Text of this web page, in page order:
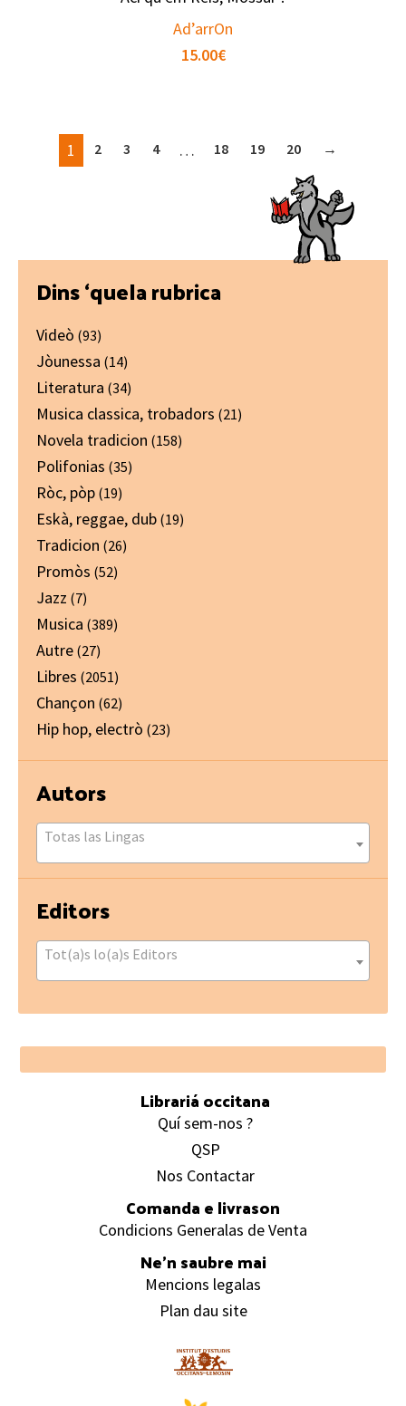
Ad’arrOn
15.00€
1 2 3 4 … 18 19 20 →
Primary
Sidebar
Dins ‘quela rubrica
Videò (93)
Jòunessa (14)
Literatura (34)
Musica classica, trobadors (21)
Novela tradicion (158)
Polifonias (35)
Ròc, pòp (19)
Eskà, reggae, dub (19)
Tradicion (26)
Promòs (52)
Jazz (7)
Musica (389)
Autre (27)
Libres (2051)
Chançon (62)
Hip hop, electrò (23)
Autors
Totas las Lingas
Editors
Tot(a)s lo(a)s Editors
Footer
Librariá occitana
Quí sem-nos ?
QSP
Nos Contactar
Comanda e livrason
Condicions Generalas de Venta
Ne’n saubre mai
Mencions legalas
Plan dau site